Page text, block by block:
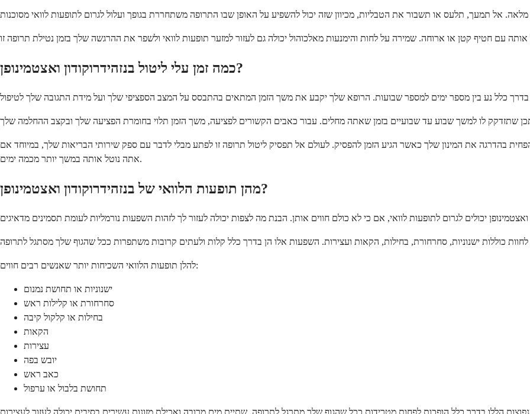
כמה זמן עלי ליטול בנזהידרוקודון ואצטמינופן?
בהדרגה את המינון שלך כאשר הגיע הזמן להפסיק. לעולם אל תפסיק ליטול תרופה זו לפתע מבלי לדבר עם ספק שירותי הבריאות שלך, במיוחד אם
אתה נוטל אותה במשך יותר מכמה ימים.
מהן תופעות הלוואי של בנזהידרוקודון ואצטמינופן?
להלן תופעות הלוואי השכיחות יותר שאנשים רבים חווים:
ישנוניות או תחושת נמנום
סחרחורת או קלילות ראש
בחילות או קלקול קיבה
הקאות
עצירות
יובש בפה
כאב ראש
תחושת בלבול או ערפול